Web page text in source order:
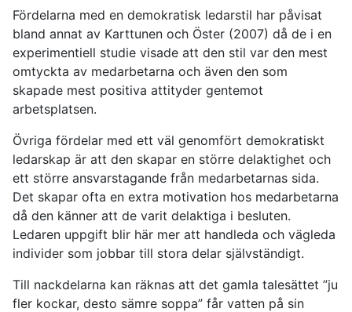
Fördelarna med en demokratisk ledarstil har påvisat
bland annat av Karttunen och Öster (2007) då de i en
experimentiell studie visade att den stil var den mest
omtyckta av medarbetarna och även den som
skapade mest positiva attityder gentemot
arbetsplatsen.
Övriga fördelar med ett väl genomfört demokratiskt
ledarskap är att den skapar en större delaktighet och
ett större ansvarstagande från medarbetarnas sida.
Det skapar ofta en extra motivation hos medarbetarna
då den känner att de varit delaktiga i besluten.
Ledaren uppgift blir här mer att handleda och vägleda
individer som jobbar till stora delar självständigt.
Till nackdelarna kan räknas att det gamla talesättet ”ju
fler kockar, desto sämre soppa” får vatten på sin